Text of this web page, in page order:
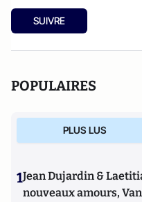
SUIVRE
POPULAIRES
PLUS LUS
1Jean Dujardin &
nouveaux amours,